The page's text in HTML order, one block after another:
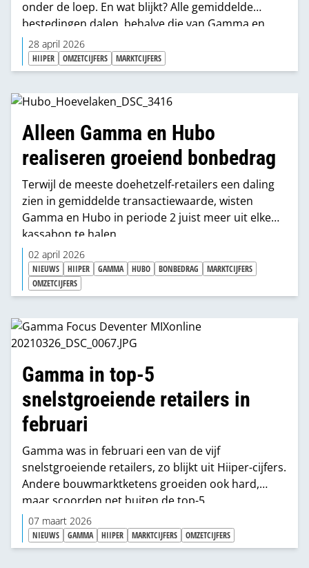
onder de loep. En wat blijkt? Alle gemiddelde
bestedingen dalen, behalve die van Gamma en
Hubo. En huishoudens zónder kinderen lijken
actiever bezig te zijn dan vorig jaar met
verbeteringen aan en om het huis.
28 april 2026
HIIPER OMZETCIJFERS MARKTCIJFERS
Alleen Gamma en Hubo
realiseren groeiend bonbedrag
Terwijl de meeste doehetzelf-retailers een daling
zien in gemiddelde transactiewaarde, wisten
Gamma en Hubo in periode 2 juist meer uit elke
kassabon te halen.
02 april 2026
NIEUWS HIIPER GAMMA HUBO BONBEDRAG
MARKTCIJFERS
OMZETCIJFERS
Gamma in top-5
snelstgroeiende retailers in
februari
Gamma was in februari een van de vijf
snelstgroeiende retailers, zo blijkt uit Hiiper-cijfers.
Andere bouwmarktketens groeiden ook hard,
maar scoorden net buiten de top-5.
07 maart 2026
NIEUWS GAMMA HIIPER MARKTCIJFERS OMZETCIJFERS